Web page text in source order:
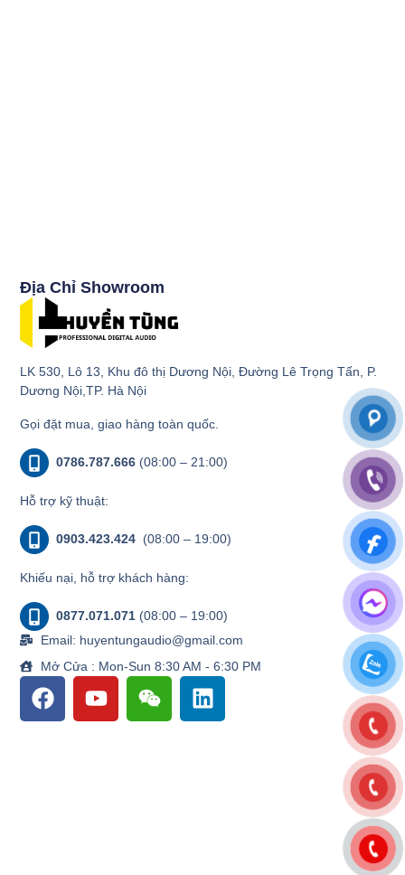
Địa Chỉ Showroom
LK 530, Lô 13, Khu đô thị Dương Nội, Đường Lê Trọng Tấn, P.
Dương Nội,TP. Hà Nội
Gọi đặt mua, giao hàng toàn quốc.
0786.787.666 (08:00 – 21:00)
Hỗ trợ kỹ thuật:
0903.423.424 (08:00 – 19:00)
Khiếu nại, hỗ trợ khách hàng:
0877.071.071 (08:00 – 19:00)
Email: huyentungaudio@gmail.com
Mở Cửa : Mon-Sun 8:30 AM - 6:30 PM